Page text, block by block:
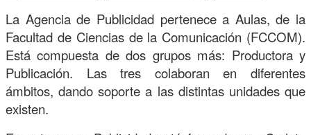
La Agencia de Publicidad pertenece a Aulas, de la
Facultad de Ciencias de la Comunicación (FCCOM).
Está compuesta de dos grupos más: Productora y
Publicación. Las tres colaboran en diferentes
ámbitos, dando soporte a las distintas unidades que
existen.